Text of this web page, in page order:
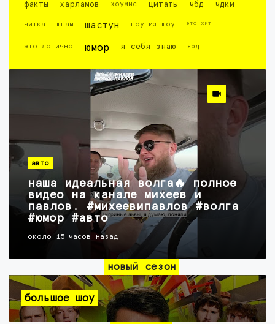
факты харламов хоумис цитаты чбд чдки
читка шпам шастун шоу из шоу это хит
это логично юмор я себя знаю ярд
авто
наша идеальная волга🔥 полное
видео на канале михеев и
павлов. #михеевипавлов #волга
#юмор #авто
около 15 часов назад
новый сезон
большое шоу